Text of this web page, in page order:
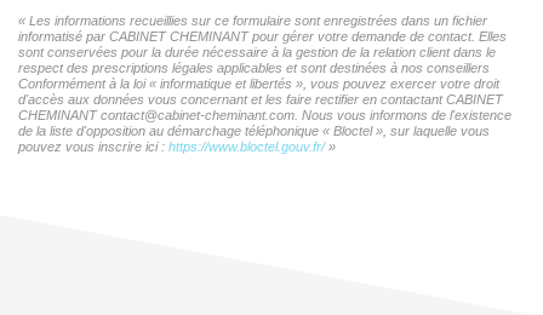
« Les informations recueillies sur ce formulaire sont enregistrées dans un fichier
informatisé par CABINET CHEMINANT pour gérer votre demande de contact. Elles
sont conservées pour la durée nécessaire à la gestion de la relation client dans le
respect des prescriptions légales applicables et sont destinées à nos conseillers
Conformément à la loi « informatique et libertés », vous pouvez exercer votre droit
d'accès aux données vous concernant et les faire rectifier en contactant CABINET
CHEMINANT contact@cabinet-cheminant.com. Nous vous informons de l'existence
de la liste d'opposition au démarchage téléphonique « Bloctel », sur laquelle vous
pouvez vous inscrire ici : https://www.bloctel.gouv.fr/»